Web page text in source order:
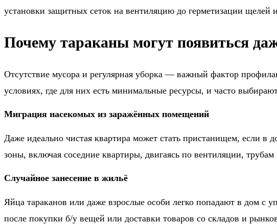
установки защитных сеток на вентиляцию до герметизации щелей
Почему тараканы могут появиться
Отсутствие мусора и регулярная уборка — важный фактор
условиях, где для них есть минимальные ресурсы, и часто
Миграция насекомых из заражённых помещений
Даже идеально чистая квартира может стать пристанищем, если в
зоны, включая соседние квартиры, двигаясь по вентиляции,
Случайное занесение в жильё
Яйца тараканов или даже взрослые особи легко попадают в дом с
после покупки б/у вещей или доставки товаров со складов и